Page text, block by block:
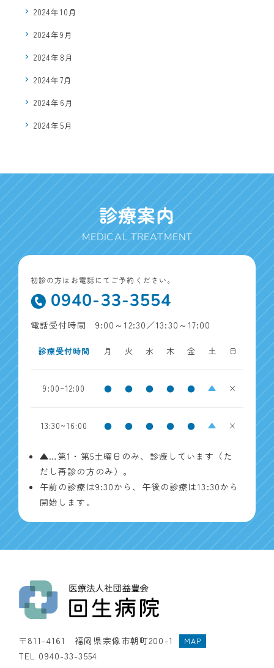
2024年10月
2024年9月
2024年8月
2024年7月
2024年6月
2024年5月
診療案内
MEDICAL TREATMENT
初診の方はお電話にてご予約ください。
0940-33-3554
電話受付時間 9:00～12:30／13:30～17:00
診療受付時間 月 火 水 木 金 土 日
9:00~12:00 ● ● ● ● ● ▲ ×
13:30~16:00 ● ● ● ● ● ▲ ×
▲…第1・第5土曜日のみ、診療しています（た
だし再診の方のみ）。
午前の診療は9:30から、午後の診療は13:30から
開始します。
〒811-4161 福岡県宗像市朝町200-1 MAP
TEL 0940-33-3554